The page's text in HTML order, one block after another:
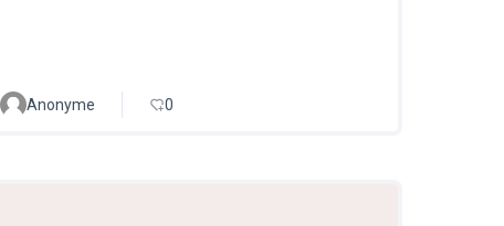
Anonyme 0